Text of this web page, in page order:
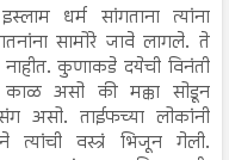
धर्म सांगताना त्यांना
सामोरे जावे लागले. ते
कुणाकडे दयेची विनंती
असो की मक्का सोडून
असो. ताईफच्या लोकांनी
त्यांची वस्त्रं भिजून गेली.